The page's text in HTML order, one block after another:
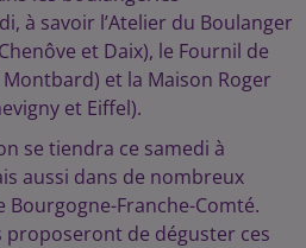
à savoir l’Atelier du Boulanger
et Daix), le Fournil de
Montbard) et la Maison Roger
et Eiffel).
se tiendra ce samedi à
aussi dans de nombreux
Bourgogne-Franche-Comté.
proposeront de déguster ces